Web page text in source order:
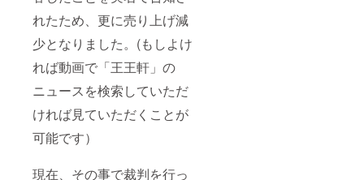
れたため、更に売り上げ減
少となりました。(もしよけ
れば動画で「王王軒」の
ニュースを検索していただ
ければ見ていただくことが
可能です）
現在、その事で裁判を行っ